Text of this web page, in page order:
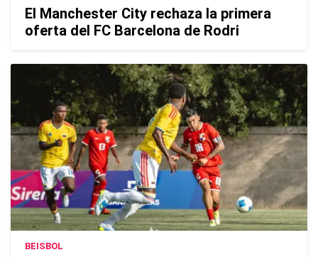
El Manchester City rechaza la primera
oferta del FC Barcelona de Rodri
BEISBOL